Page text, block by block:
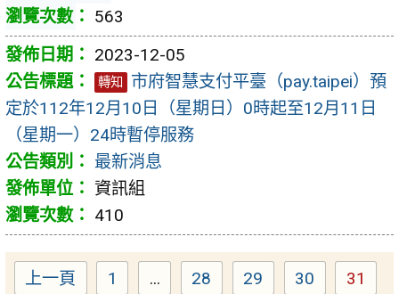
563
2023-12-05
轉知
市府智慧支付平臺（pay.taipei）預
定於112年12月10日（星期日）0時起至12月11日
（星期一）24時暫停服務
最新消息
資訊組
410
上一頁 Page
1 ... Page
28 Page
29 Page
30 Page
31